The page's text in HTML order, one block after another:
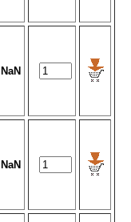
NaN
NaN